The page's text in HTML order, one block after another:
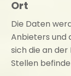
Ort
Die Daten
Anbieters und
sich die an
Stellen